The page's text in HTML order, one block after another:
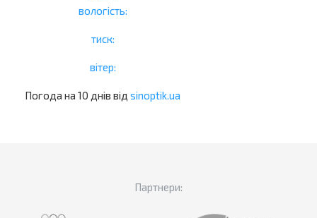
вологість:
тиск:
вітер:
Погода на 10 днів від sinoptik.ua
Партнери: